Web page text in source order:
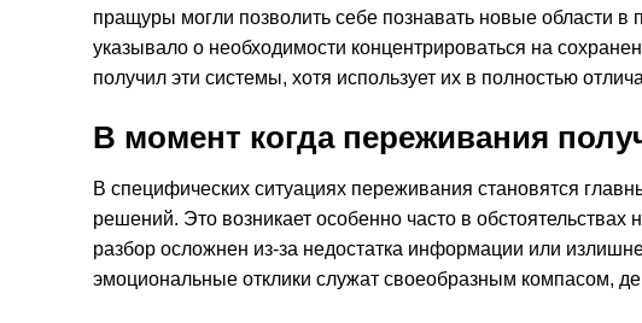
пращуры могли позволить себе познавать новые области в
указывало о необходимости концентрироваться на
получил эти системы, хотя использует их в полностью
В момент когда переживания
В специфических ситуациях переживания становятся
решений. Это возникает особенно часто в
разбор осложнен из-за недостатка информации или
эмоциональные отклики служат своеобразным компасом,